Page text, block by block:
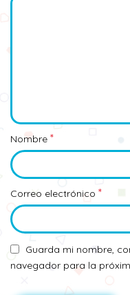
Nombre *
Correo electrónico *
Guarda mi nombre,
navegador para la